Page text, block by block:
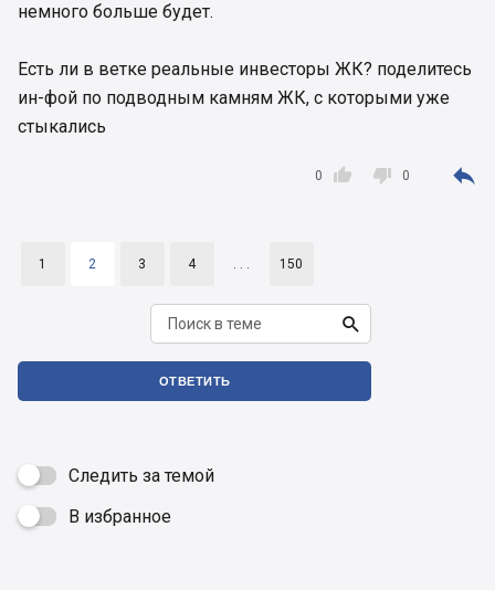
немного больше будет.
Есть ли в ветке реальные инвесторы ЖК? поделитесь
ин-фой по подводным камням ЖК, с которыми уже
стыкались

0  0 
1 2 3 4 . . . 150

ОТВЕТИТЬ
Следить за темой
 В избранное